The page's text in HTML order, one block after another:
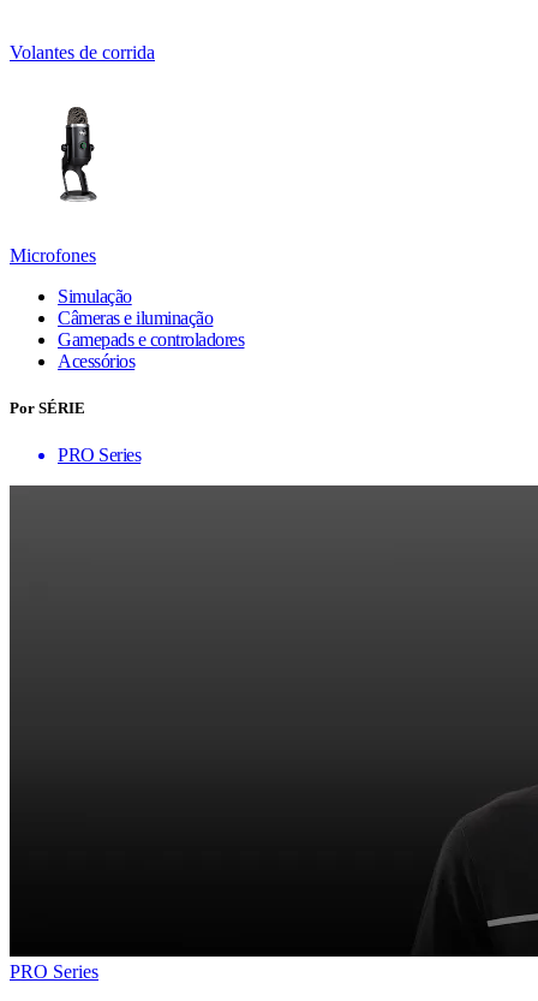
Volantes de corrida
Microfones
Simulação
Câmeras e iluminação
Gamepads e controladores
Acessórios
Por SÉRIE
PRO Series
PRO Series